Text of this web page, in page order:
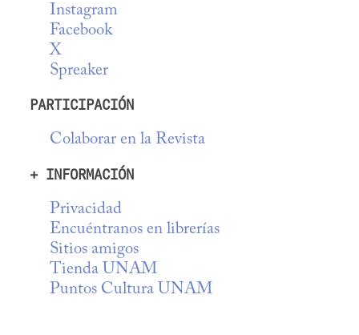
Instagram
Facebook
X
Spreaker
PARTICIPACIÓN
Colaborar en la Revista
+ INFORMACIÓN
Privacidad
Encuéntranos en librerías
Sitios amigos
Tienda UNAM
Puntos Cultura UNAM